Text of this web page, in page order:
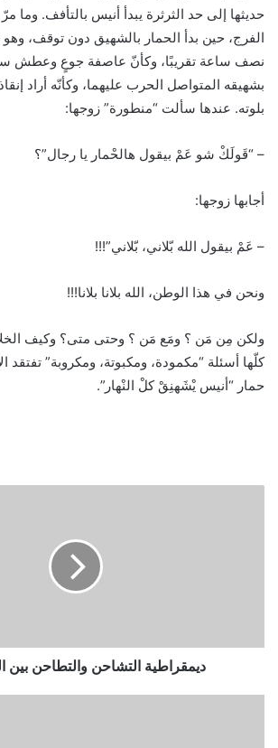
حديثها إلى حد الثرثرة يبدأ أنيس بالتأفف.
الفرج، حين بدأ الحمار بالشهيق دون توقف،
نصف ساعة تقريبًا، وكأنّ عاصفة جوعٍ وعطش
بشهيقه المتواصل الحرب عليهما، وكأنّه أراد
بلوته. عندها سألت “منطورة” زوجها:
– “قَولَكْ شو عَمْ بيقول هالحْمار يا رجال”؟
أجابها زوجها:
– عَمْ بيقول الله بّلاني، بّلاني”!!!
ونحن في هذا الوطن، الله بلانا بلانا!!!
ولكن مِن مَن ؟ ومَع مَن ؟ وحتى متى؟ وكيف
كلّها أسئلة “مكمودة، ومكبوتة، ومكروبة” تفتقد
حمار “أنيس يْشَهنِقْ كلْ النْهار”.
ديمقراطية التشاحن والتطاحن